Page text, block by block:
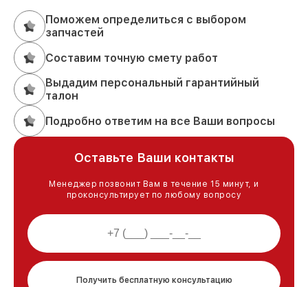
Поможем определиться с выбором
запчастей
Составим точную смету работ
Выдадим персональный гарантийный
талон
Подробно ответим на все Ваши вопросы
Оставьте Ваши контакты
Менеджер позвонит Вам в течение 15 минут, и
проконсультирует по любому вопросу
Получить бесплатную консультацию